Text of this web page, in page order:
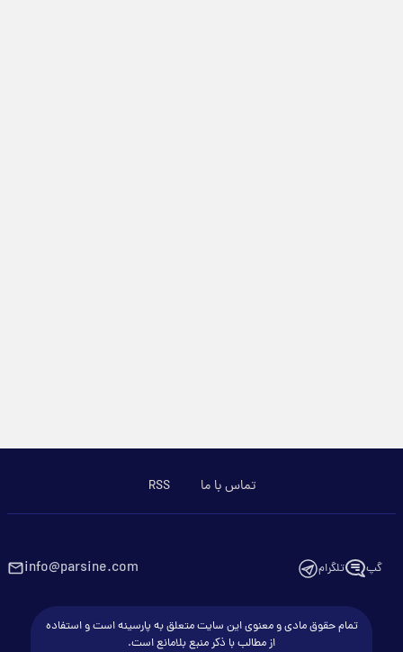
تماس با ما RSS
گپ تلگرام info@parsine.com
تمام حقوق مادی و معنوی این سایت متعلق به پارسینه است و استفاده
از مطالب با ذکر منبع بلامانع است.